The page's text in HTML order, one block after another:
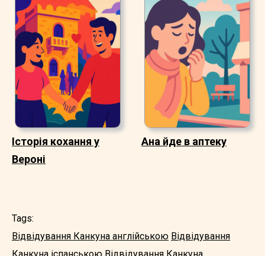
Історія кохання у
Вероні
Ана йде в аптеку
Tags:
Відвідування Канкуна англійською Відвідування